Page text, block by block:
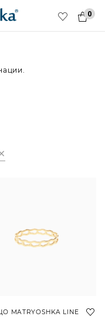
0
MATRYOSHKA LINE